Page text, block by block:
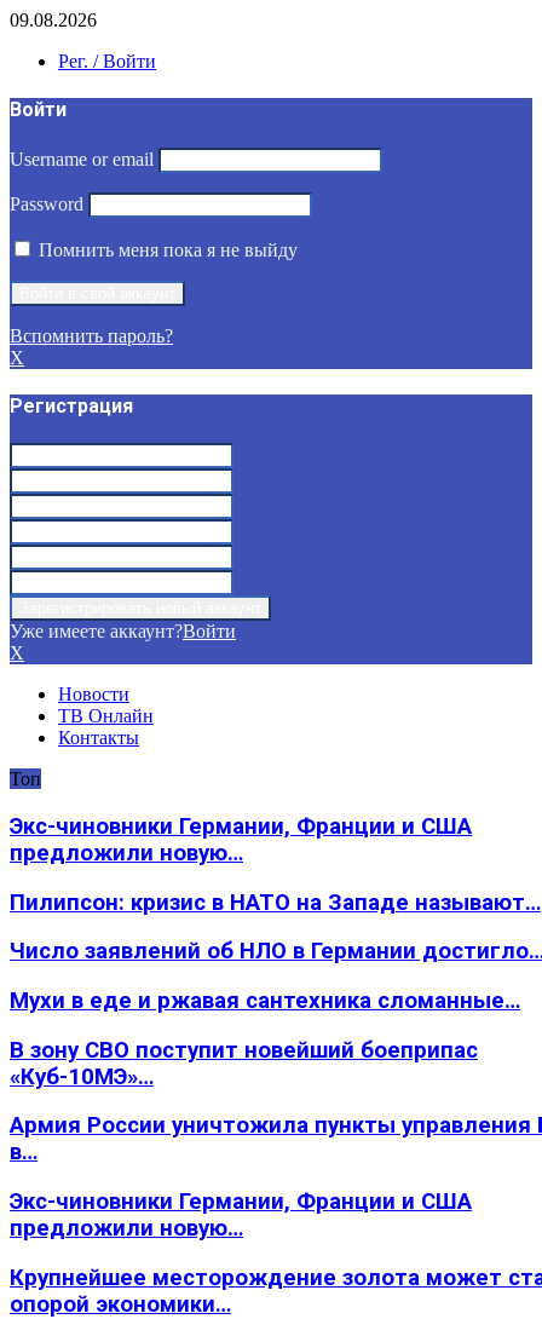
09.08.2026
Рег. / Войти
Войти
Username or email
Password
Помнить меня пока я не выйду
Вспомнить пароль?
X
Регистрация
Уже имеете аккаунт?Войти
X
Новости
ТВ Онлайн
Контакты
Топ
Экс-чиновники Германии, Франции и США
предложили новую…
Пилипсон: кризис в НАТО на Западе называют…
Число заявлений об НЛО в Германии
Мухи в еде и ржавая сантехника сломанные…
В зону СВО поступит новейший боеприпас
«Куб-10МЭ»…
Армия России уничтожила пункты
в…
Экс-чиновники Германии, Франции и США
предложили новую…
Крупнейшее месторождение золота может
опорой экономики…